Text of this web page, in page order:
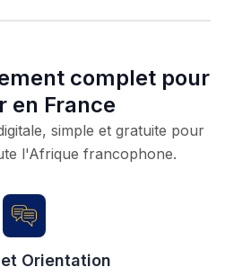
complet pour
en France
simple et gratuite pour
l'Afrique francophone.
Orientation